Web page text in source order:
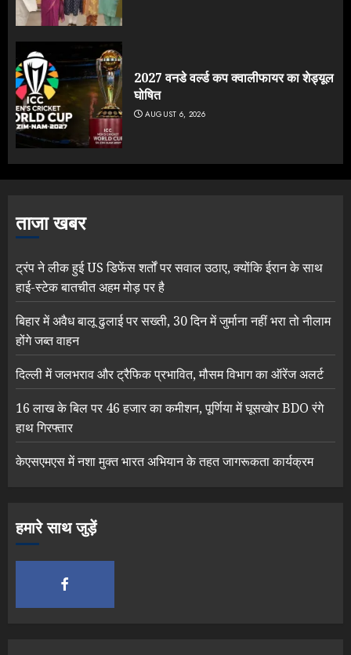
2027 वनडे वर्ल्ड कप क्वालीफायर का शेड्यूल
घोषित
AUGUST 6, 2026
ताजा खबर
ट्रंप ने लीक हुई US डिफेंस शर्तों पर सवाल उठाए, क्योंकि ईरान के साथ
हाई-स्टेक बातचीत अहम मोड़ पर है
बिहार में अवैध बालू ढुलाई पर सख्ती, 30 दिन में जुर्माना नहीं भरा तो नीलाम
होंगे जब्त वाहन
दिल्ली में जलभराव और ट्रैफिक प्रभावित, मौसम विभाग का ऑरेंज अलर्ट
16 लाख के बिल पर 46 हजार का कमीशन, पूर्णिया में घूसखोर BDO रंगे
हाथ गिरफ्तार
केएसएमएस में नशा मुक्त भारत अभियान के तहत जागरूकता कार्यक्रम
हमारे साथ जुड़ें